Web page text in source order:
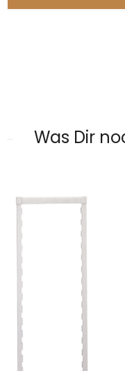
Was Dir